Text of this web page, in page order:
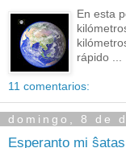
En esta
rápido ...
11 comentarios:
domingo, 8 de
Esperanto mi